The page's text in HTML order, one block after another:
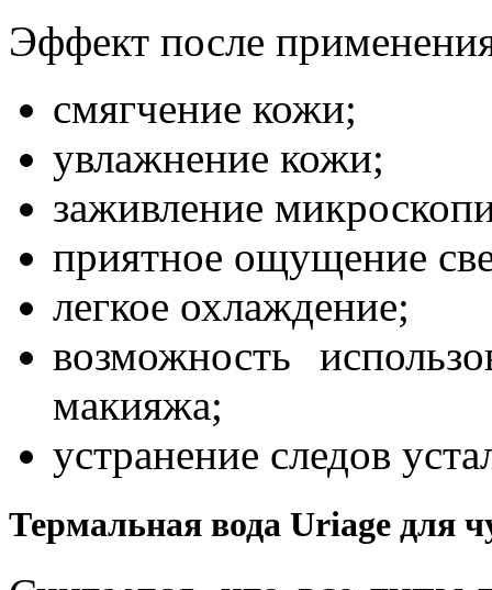
Эффект после
смягчение кожи;
увлажнение кожи;
заживление
приятное ощущение
легкое охлаждение;
возможность
макияжа;
устранение следов
Термальная вода Uriage для